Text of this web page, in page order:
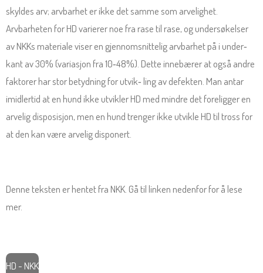
skyldes arv; arvbarhet er ikke det samme som arvelighet.
Arvbarheten for HD varierer noe fra rase til rase, og undersøkelser
av NKKs materiale viser en gjennomsnittelig arvbarhet på i under‐
kant av 30% (variasjon fra 10‐48%). Dette innebærer at også andre
faktorer har stor betydning for utvik‐ ling av defekten. Man antar
imidlertid at en hund ikke utvikler HD med mindre det foreligger en
arvelig disposisjon, men en hund trenger ikke utvikle HD til tross for
at den kan være arvelig disponert.
Denne teksten er hentet fra NKK. Gå til linken nedenfor for å lese
mer.
HD - NKK